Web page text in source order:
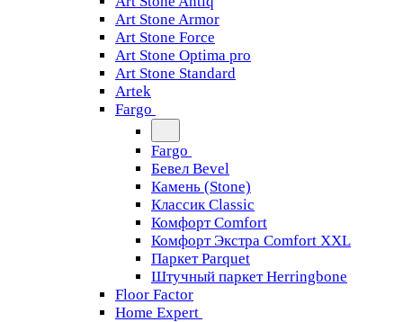
Art Stone Armor
Art Stone Force
Art Stone Optima pro
Art Stone Standard
Artek
Fargo
Fargo
Бевел Bevel
Камень (Stone)
Классик Classic
Комфорт Comfort
Комфорт Экстра Comfort XXL
Паркет Parquet
Штучный паркет Herringbone
Floor Factor
Home Expert